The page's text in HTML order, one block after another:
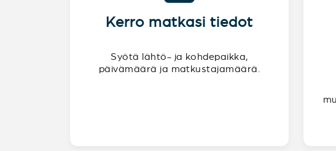
Kerro matkasi tiedot
Syötä lähtö- ja kohdepaikka,
päivämäärä ja matkustajamäärä.